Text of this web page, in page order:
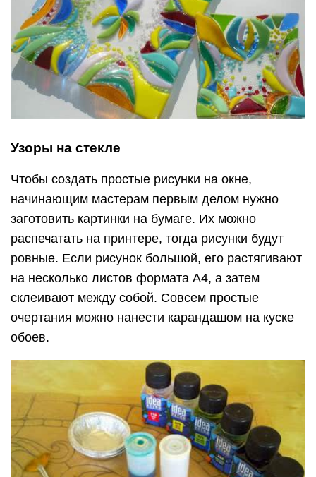
Узоры на стекле
Чтобы создать простые рисунки на окне,
начинающим мастерам первым делом нужно
заготовить картинки на бумаге. Их можно
распечатать на принтере, тогда рисунки будут
ровные. Если рисунок большой, его растягивают
на несколько листов формата А4, а затем
склеивают между собой. Совсем простые
очертания можно нанести карандашом на куске
обоев.